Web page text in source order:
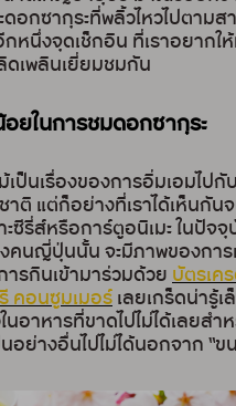
ดอกซากุระที่พลิ้วไหวไปตาม
หนึ่งจุดเช็กอิน ที่เราอยากใ
ดเพลินเยี่ยมชมกัน
อยในการชมดอกซากุระ
ป็นเรื่องของการอิ่มเอมไปกั
ติ แต่ก็อย่างที่เราได้เห็นกัน
ะซีรี่ส์หรือการ์ตูอนิเมะ ในปัจ
คนญี่ปุ่นนั้น จะมีภาพของการ
รกินเข้ามาร่วมด้วย บัตรเค
คอนซูมเมอร์ เลยเกร็ดน่ารู้
นอาหารที่ขาดไปไม่ได้เลยสำ
อย่างอื่นไปไม่ได้นอกจาก “ขน